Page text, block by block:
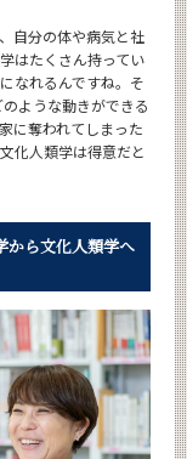
自分の体や病気と社
はたくさん持ってい
なれるんですね。そ
ような動きができる
に奪われてしまった
化人類学は得意だと
から文化人類学へ